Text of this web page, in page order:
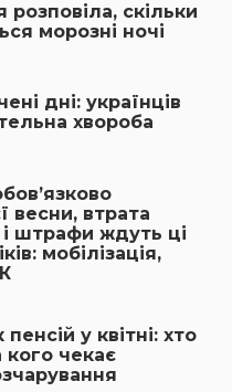
скільки
морозні ночі
дні: українців
хвороба
весни, втрата
штрафи ждуть ці
мобілізація,
у квітні: хто
кого чекає